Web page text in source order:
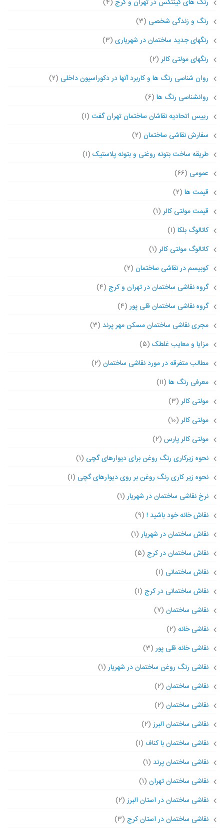
رنگ های کینتکس در تهران و کرج (۴)
رنگ و زندگی شخصی (۳)
رنگهای جدید ساختمان در شهریاری (۳)
رنگهای مولتی کالر(۲)
روان شناسی رنگ ها و کاربرد آنها در دکوراسیون داخلی (۲)
روانشناسی رنگ ها (۶)
رییس اتحادیه نقاشان ساختمان تهران گفت (۱)
سفارش نقاشی ساختمان (۲)
طریقه ساخت بتونه روغنی و بتونه پلاستیک (۱)
عمومی (۶۶)
قیمت ها (۲)
قیمت مولتی کالر(۱)
کاتالوگ بلکا (۱)
کاتالوگ مولتی کالر(۱)
کوبیسم در نقاشی ساختمان (۲)
گروه نقاشی ساختمان در تهران و کرج (۴)
گروه نقاشی ساختمان قلی پور(۴)
مجری نقاشی ساختمان مسکن مهر پرند (۳)
مزایا و معایب غلطک (۵)
مطالب متفرقه در مورد نقاشی ساختمان (۲)
معرفی رنگ ها (۱۱)
مولتی کالر(۳)
مولتی کالر(۱۰)
مولتی کالر پارس (۲)
نحوه زیرکاری رنگ روغن برای دیوارهای گچی (۱)
نحوه زیر کاری رنگ روغن بر روی دیوارهای گچی (۱)
نرخ نقاشی ساختمان در شهریار(۱)
نقاش خانه خود باشید ! (۹)
نقاش ساختمان در شهریار(۱)
نقاش ساختمان در کرج (۵)
نقاش ساختمانی (۱)
نقاش ساختمانی در کرج (۱)
نقاشی ساختمان (۷)
نقاشی خانه (۲)
نقاشی خانه قلی پور(۳)
نقاشی رنگ روغن ساختمان در شهریار(۱)
نقاشی ساختمان (۲)
نقاشی ساختمان (۲)
نقاشی ساختمان البرز(۲)
نقاشی ساختمان با کناف (۱)
نقاشی ساختمان پرند (۱)
نقاشی ساختمان تهران (۱)
نقاشی ساختمان در استان البرز(۲)
نقاشی ساختمان در استان کرج (۳)